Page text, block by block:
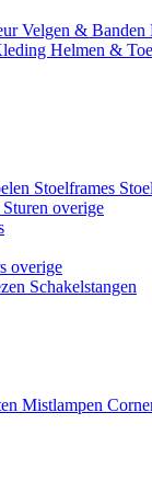
Velgen & Banden
Helmen &
Stoelframes
Sturen overige
overige
Schakelstangen
Mistlampen